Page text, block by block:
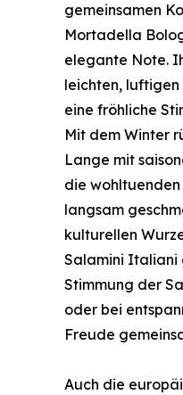
gemeinsamen
Mortadella
elegante Note.
leichten, luftigen
eine fröhliche
Mit dem Winter
Lange mit
die
langsam
kulturellen
Salamini Italiani
Stimmung der
oder bei
Freude
Auch die